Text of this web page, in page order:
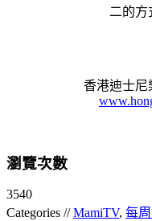
二的方
香港迪士尼
瀏覽次數
3540
Categories //MamiTV, 每